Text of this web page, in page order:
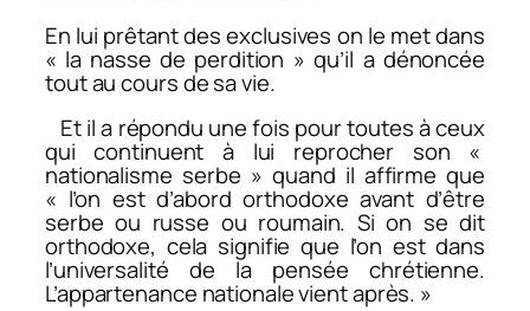
En lui prêtant des exclusives on le met dans
« la nasse de perdition » qu’il a dénoncée
tout au cours de sa vie.
Et il a répondu une fois pour toutes à ceux
qui continuent à lui reprocher son «
nationalisme serbe » quand il affirme que
« l’on est d’abord orthodoxe avant d’être
serbe ou russe ou roumain. Si on se dit
orthodoxe, cela signifie que l’on est dans
l’universalité de la pensée chrétienne.
L’appartenance nationale vient après. »